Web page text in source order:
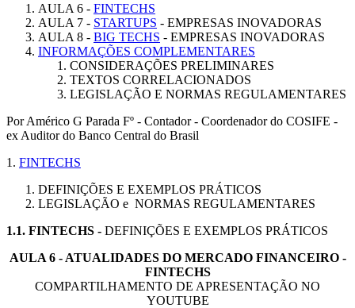
AULA 6 - FINTECHS
AULA 7 - STARTUPS - EMPRESAS INOVADORAS
AULA 8 - BIG TECHS - EMPRESAS INOVADORAS
INFORMAÇÕES COMPLEMENTARES
CONSIDERAÇÕES PRELIMINARES
TEXTOS CORRELACIONADOS
LEGISLAÇÃO E NORMAS REGULAMENTARES
Por Américo G Parada Fº - Contador - Coordenador do COSIFE -
ex Auditor do Banco Central do Brasil
1. FINTECHS
DEFINIÇÕES E EXEMPLOS PRÁTICOS
LEGISLAÇÃO e NORMAS REGULAMENTARES
1.1. FINTECHS - DEFINIÇÕES E EXEMPLOS PRÁTICOS
AULA 6 - ATUALIDADES DO MERCADO FINANCEIRO -
FINTECHS
COMPARTILHAMENTO DE APRESENTAÇÃO NO
YOUTUBE